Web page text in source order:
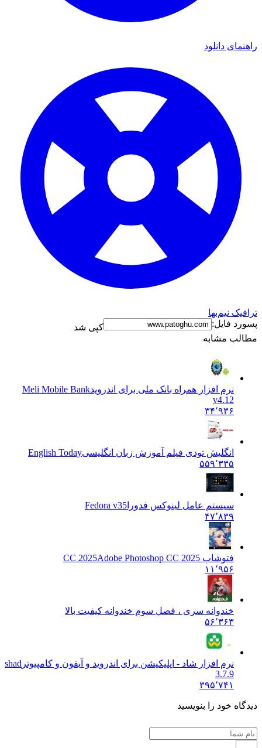
راهنمای دانلود
ترافیک نیم‌بها
پسورد فایل:
کپی شد
مطالب مشابه
نرم افزار همراه بانک ملی برای اندرویدMeli Mobile Bank
v4.12
۳۴٬۹۳۶
انگلیش تودی فیلم آموزش زبان انگليسیEnglish Today
۵۵۹٬۳۳۵
سیستم عامل لینوکس فدورا Fedora v35
۴۷٬۸۳۹
فتوشاپ CC 2025 Adobe Photoshop CC 2025
۱۱٬۹۵۶
خندوانه سری ، فصل سوم خندوانه کیفیت بالا
۵۶٬۳۶۳
نرم افزار شاد - اپلیکیشن برای اندروید و آیفون و کامپیوتر shad
3.7.9
۳۹۵٬۷۴۱
دیدگاه خود را بنویسید